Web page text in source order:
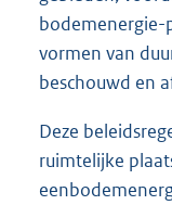
bodemenergie-
vormen van
beschouwd en
Deze
ruimtelijke